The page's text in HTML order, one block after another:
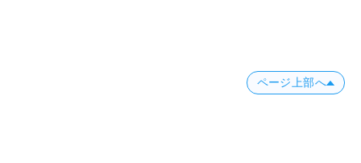
ページ上部へ